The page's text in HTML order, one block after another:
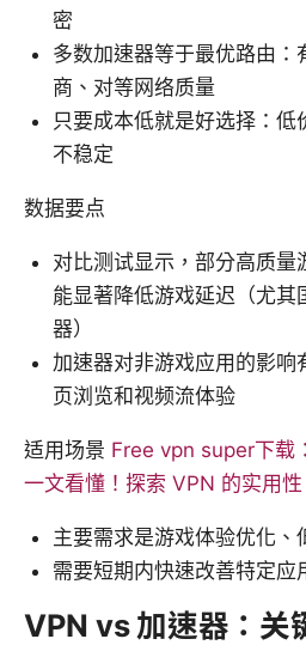
密
多数加速器等于最优路由：
商、对等网络质量
只要成本低就是好选择：低
不稳定
数据要点
对比测试显示，部分高质量
能显著降低游戏延迟（尤其
器）
加速器对非游戏应用的影响
页浏览和视频流体验
适用场景 Free vpn super下载
一文看懂！探索 VPN 的实用
主要需求是游戏体验优化、
需要短期内快速改善特定应
VPN vs 加速器：关